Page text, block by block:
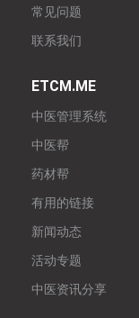
常见问题
联系我们
ETCM.ME
中医管理系统
中医帮
药材帮
有用的链接
新闻动态
活动专题
中医资讯分享